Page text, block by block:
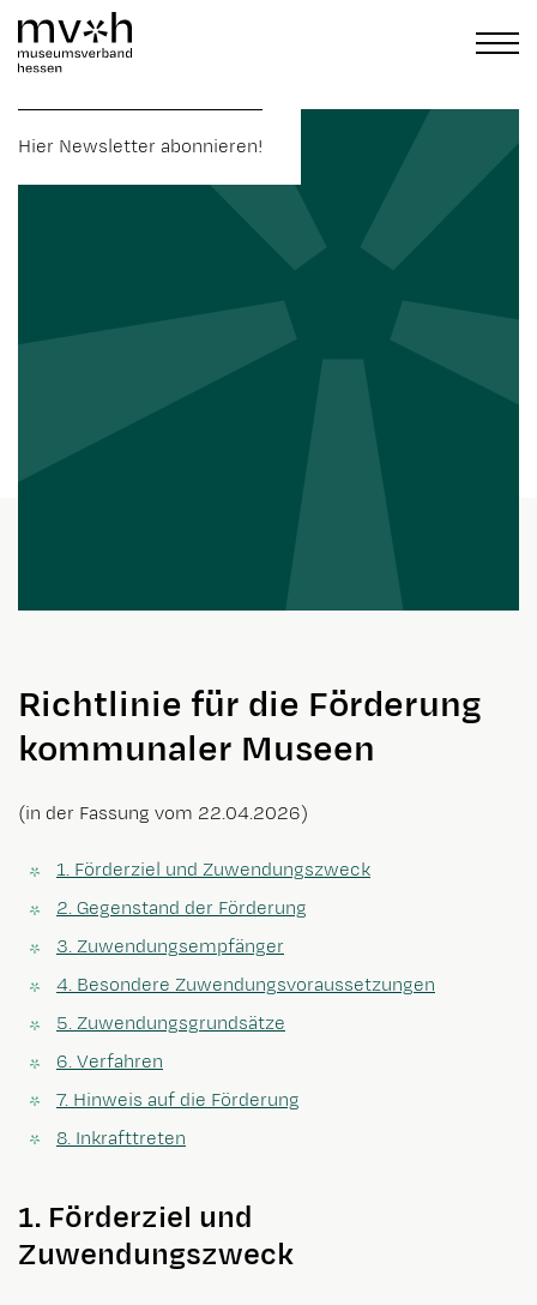
Hier Newsletter abonnieren!
Richtlinie für die Förderung
kommunaler Museen
(in der Fassung vom 22.04.2026)
1. Förderziel und Zuwendungszweck
2. Gegenstand der Förderung
3. Zuwendungsempfänger
4. Besondere Zuwendungsvoraussetzungen
5. Zuwendungsgrundsätze
6. Verfahren
7. Hinweis auf die Förderung
8. Inkrafttreten
1. Förderziel und
Zuwendungszweck